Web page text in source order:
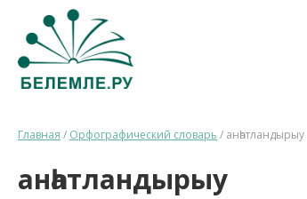
Главная / Орфографический словарь / анһатландырыу
анһатландырыу